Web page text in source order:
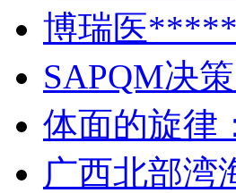
博瑞医
SAPQM决
体面的旋律
广西北部